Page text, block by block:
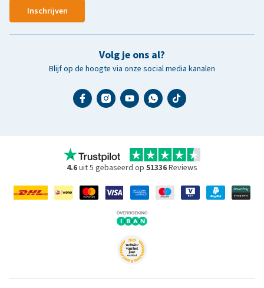
Inschrijven
Volg je ons al?
Blijf op de hoogte via onze social media kanalen
4.6uit 5 gebaseerd op 51336Reviews